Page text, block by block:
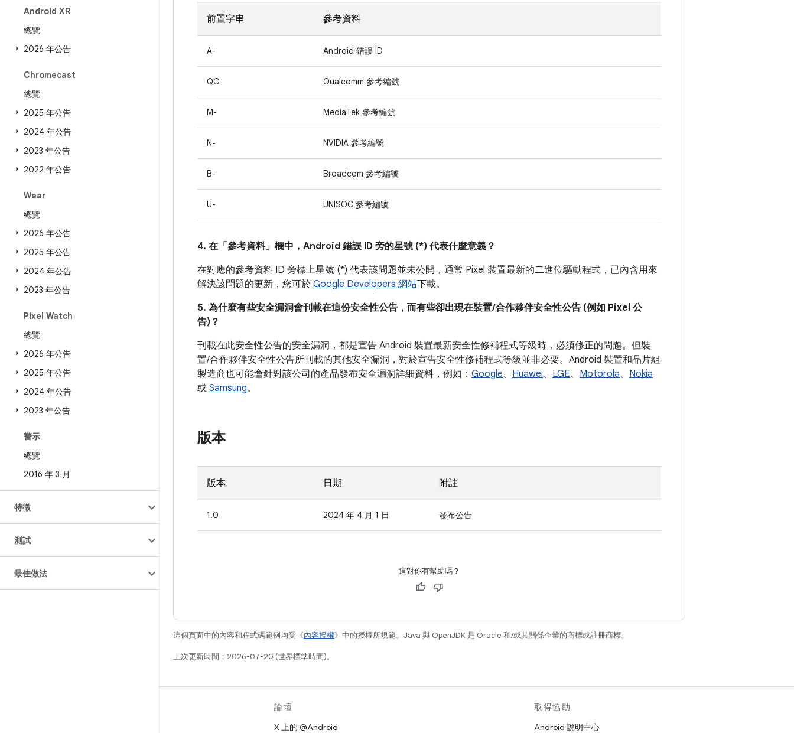
Android XR
總覽
2026 年公告
Chromecast
總覽
2025 年公告
2024 年公告
2023 年公告
2022 年公告
Wear
總覽
2026 年公告
2025 年公告
2024 年公告
2023 年公告
Pixel Watch
總覽
2026 年公告
2025 年公告
2024 年公告
2023 年公告
警示
總覽
2016 年 3 月
特徵
測試
最佳做法
前置字串 參考資料
A- Android 錯誤 ID
QC- Qualcomm 參考編號
M- MediaTek 參考編號
N- NVIDIA 參考編號
B- Broadcom 參考編號
U- UNISOC 參考編號
4. 在「參考資料」 欄中，Android 錯誤 ID 旁的星號 (*) 代表什麼意義？
在對應的參考資料 ID 旁標上星號 (*) 代表該問題並未公開，通常 Pixel 裝置最新的二進位驅動程式，已內含用來
解決該問題的更新，您可於 Google Developers 網站下載。
5. 為什麼有些安全漏洞會刊載在這份安全性公告，而有些卻出現在裝置/合作夥伴安全性公告 (例如 Pixel 公
告)？
刊載在此安全性公告的安全漏洞，都是宣告 Android 裝置最新安全性修補程式等級時，必須修正的問題。但裝
置/合作夥伴安全性公告所刊載的其他安全漏洞，對於宣告安全性修補程式等級並非必要。Android 裝置和晶片組
製造商也可能會針對該公司的產品發布安全漏洞詳細資料，例如： Google、 Huawei、 LGE、 Motorola、 Nokia
或 Samsung。
版本
版本 日期 附註
1.0 2024 年 4 月 1 日 發布公告
這對你有幫助嗎？
這個頁面中的內容和程式碼範例均受《內容授權》中的授權所規範。Java 與 OpenJDK 是 Oracle 和/或其關係企業的商標或註冊商標。
上次更新時間：2026-07-20 (世界標準時間)。
論壇
X 上的 @Android
取得協助
Android 說明中心